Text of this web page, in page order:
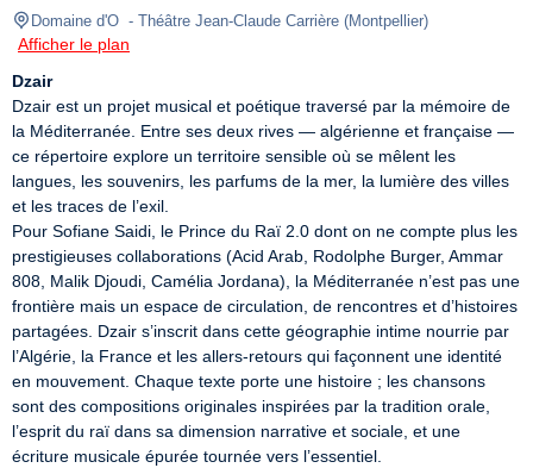
Domaine d'O - Théâtre Jean-Claude Carrière (Montpellier)
Afficher le plan
Dzair
Dzair est un projet musical et poétique traversé par la mémoire de
la Méditerranée. Entre ses deux rives — algérienne et française —
ce répertoire explore un territoire sensible où se mêlent les
langues, les souvenirs, les parfums de la mer, la lumière des villes
et les traces de l’exil.
Pour Sofiane Saidi, le Prince du Raï 2.0 dont on ne compte plus les
prestigieuses collaborations (Acid Arab, Rodolphe Burger, Ammar
808, Malik Djoudi, Camélia Jordana), la Méditerranée n’est pas une
frontière mais un espace de circulation, de rencontres et d’histoires
partagées. Dzair s’inscrit dans cette géographie intime nourrie par
l’Algérie, la France et les allers-retours qui façonnent une identité
en mouvement. Chaque texte porte une histoire ; les chansons
sont des compositions originales inspirées par la tradition orale,
l’esprit du raï dans sa dimension narrative et sociale, et une
écriture musicale épurée tournée vers l’essentiel.